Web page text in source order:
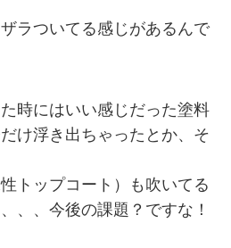
ラついてる感じがあるんで
時にはいい感じだった塗料
け浮き出ちゃったとか、そ
トップコート）も吹いてる
、、今後の課題？ですな！